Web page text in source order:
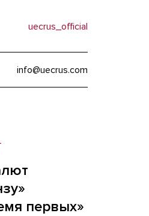
uecrus_official
info@uecrus.com
первых»